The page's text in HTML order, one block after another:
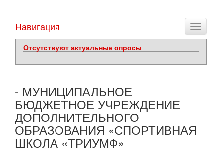
Toggle
Навигация
Отсутствуют актуальные опросы
- МУНИЦИПАЛЬНОЕ
БЮДЖЕТНОЕ УЧРЕЖДЕНИЕ
ДОПОЛНИТЕЛЬНОГО
ОБРАЗОВАНИЯ «СПОРТИВНАЯ
ШКОЛА «ТРИУМФ»